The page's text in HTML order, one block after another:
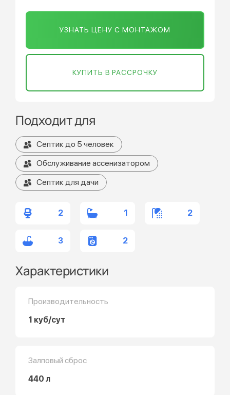
УЗНАТЬ ЦЕНУ С МОНТАЖОМ
КУПИТЬ В РАССРОЧКУ
Подходит для
Септик до 5 человек
Обслуживание ассенизатором
Септик для дачи
2 1 2
3 2
Характеристики
Производительность
1 куб/сут
Залповый сброс
440 л